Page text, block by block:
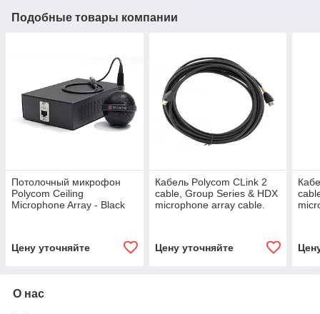
Подобные товары компании
Потолочный микрофон
Polycom Ceiling
Microphone Array - Black
Цену уточняйте
Кабель Polycom CLink 2
cable, Group Series & HDX
microphone array cable.
Цену уточняйте
О нас